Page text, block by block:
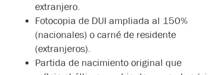
extranjero.
Fotocopia de DUI ampliada al 150%
(nacionales) o carné de residente
(extranjeros).
Partida de nacimiento original que